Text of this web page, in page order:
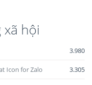
hội
3.980
Icon for Zalo 3.305